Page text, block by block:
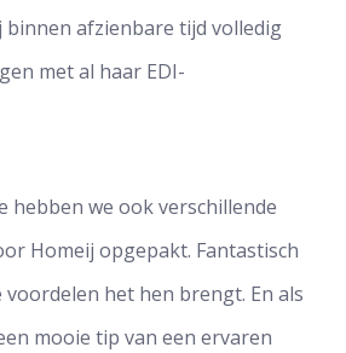
binnen afzienbare tijd volledig
met al haar EDI-
hebben we ook verschillende
Homeij opgepakt. Fantastisch
het hen brengt. En als
mooie tip van een ervaren